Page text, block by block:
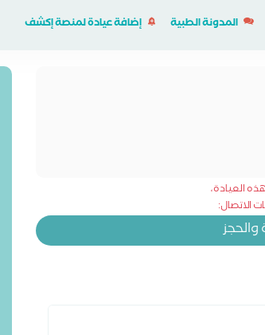
المدونة الطبية إضافة عيادة لمنصة إكشف
العيادة،
الاتصال: